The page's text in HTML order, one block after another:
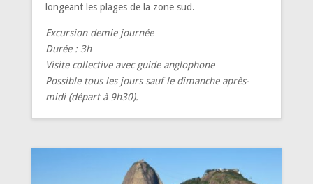
longeant les plages de la zone sud.
Excursion demie journée
Durée : 3h
Visite collective avec guide anglophone
Possible tous les jours sauf le dimanche après-
midi (départ à 9h30).